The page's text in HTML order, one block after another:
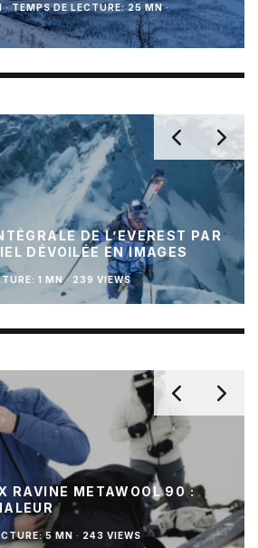
· TEMPS DE LECTURE: 25 MN ·
DE L’EVEREST PAR
DÉVOILÉE EN IMAGES
1 MN · 239 VIEWS
RAVINE METAWOOL 90 :
5 MN · 243 VIEWS